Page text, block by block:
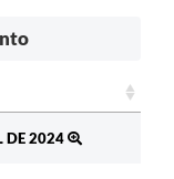
DE 2024